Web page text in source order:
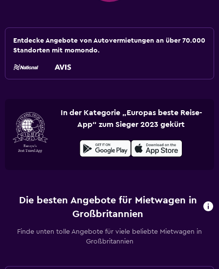
Entdecke Angebote von Autovermietungen an über 70.000
Standorten mit momondo.
In der Kategorie „Europas beste Reise-
App“ zum Sieger 2023 gekürt
Die besten Angebote für Mietwagen in
Großbritannien
Finde unten tolle Angebote für viele beliebte Mietwagen in
Großbritannien